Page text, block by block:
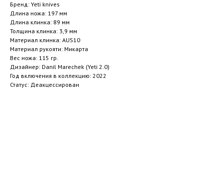
Бренд: Yeti knives
Длина ножа: 197 мм
Длина клинка: 89 мм
Толщина клинка: 3,9 мм
Материал клинка: AUS10
Материал рукояти: Микарта
Вес ножа: 115 гр.
Дизайнер: Danil Marechek (Yeti 2.0)
Год включения в коллекцию: 2022
Статус: Деакцессирован